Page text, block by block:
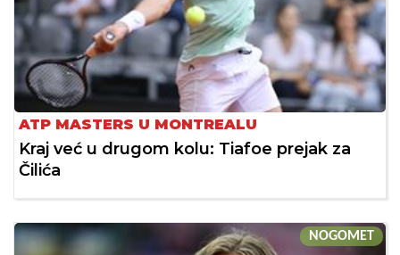
ATP MASTERS U MONTREALU
Kraj već u drugom kolu: Tiafoe prejak za
Čilića
NOGOMET